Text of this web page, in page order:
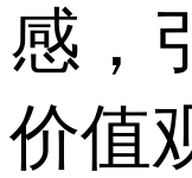
感，
价值